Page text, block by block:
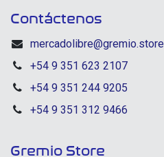
Contáctenos
mercadolibre@gremio.store
+54 9 351 623 2107
+54 9 351 244 9205
+54 9 351 312 9466
Gremio Store